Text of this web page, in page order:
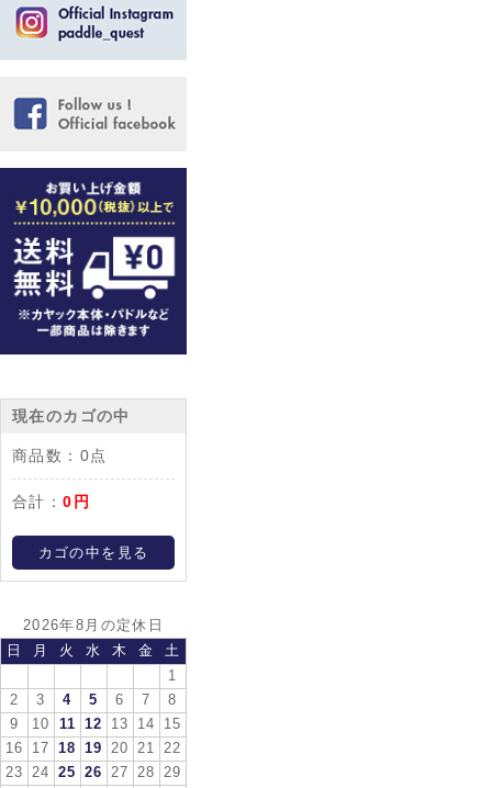
現在のカゴの中
商品数： 0点
合計：0円
カゴの中を見る
2026年8月の定休日
日
月 火 水 木 金
土
1
2
3 4 5 6 7
8
9
10 11 12 13 14
15
16
17 18 19 20 21
22
23
24 25 26 27 28
29